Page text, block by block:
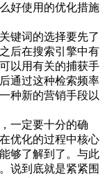
好使用的优化措施
键词的选择要先了
后在搜索引擎中有
以用有关的捕获手
通过这种检索频率
种新的营销手段以
一定要十分的确
优化的过程中核心
够了解到了。与此
说到底就是紧紧围